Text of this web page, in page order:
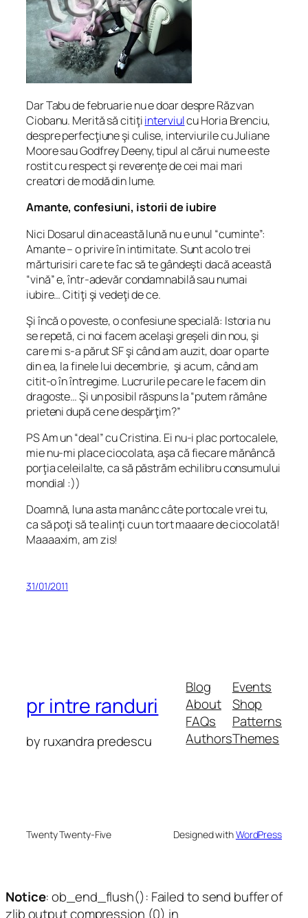
Dar Tabu de februarie nu e doar despre Răzvan
Ciobanu. Merită să citiţiinterviulcu Horia Brenciu,
despre perfecţiune şi culise, interviurile cu Juliane
Moore sau Godfrey Deeny, tipul al cărui nume este
rostit cu respect şi reverenţe de cei mai mari
creatori de modă din lume.
Amante, confesiuni, istorii de iubire
Nici Dosarul din această lună nu e unul “cuminte”:
Amante – o privire în intimitate. Sunt acolo trei
mărturisiri care te fac să te gândeşti dacă această
“vină” e, într-adevăr condamnabilă sau numai
iubire… Citiţi şi vedeţi de ce.
Şi încă o poveste, o confesiune specială: Istoria nu
se repetă, ci noi facem acelaşi greşeli din nou, şi
care mi s-a părut SF şi când am auzit, doar o parte
din ea, la finele lui decembrie, şi acum, când am
citit-o în întregime. Lucrurile pe care le facem din
dragoste… Şi un posibil răspuns la “putem rămâne
prieteni după ce ne despărţim?”
PS Am un “deal” cu Cristina. Ei nu-i plac portocalele,
mie nu-mi place ciocolata, aşa că fiecare mănâncă
porţia celeilalte, ca să păstrăm echilibru consumului
mondial :))
Doamnă, luna asta manânc câte portocale vrei tu,
ca să poţi să te alinţi cu un tort maaare de ciocolată!
Maaaaxim, am zis!
31/01/2011
pr intre randuri
by ruxandra predescu
Blog
About
FAQs
Authors
Events
Shop
Patterns
Themes
Twenty Twenty-Five Designed withWordPress
Notice: ob_end_flush(): Failed to send buffer of
zlib output compression (0) in